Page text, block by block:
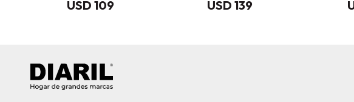
USD 109 USD 139